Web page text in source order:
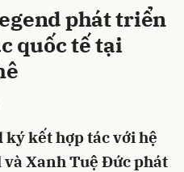
phát triển
quốc tế tại
kết hợp tác với hệ
Xanh Tuệ Đức phát
Hủy